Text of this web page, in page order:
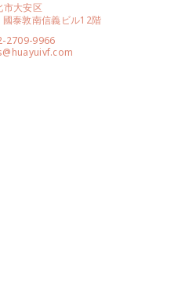
市大安区
泰敦南信義ビル12階
2709-9966